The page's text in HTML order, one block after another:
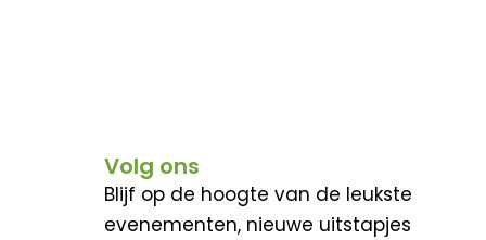
Volg ons
Blijf op de hoogte van de leukste
evenementen, nieuwe uitstapjes